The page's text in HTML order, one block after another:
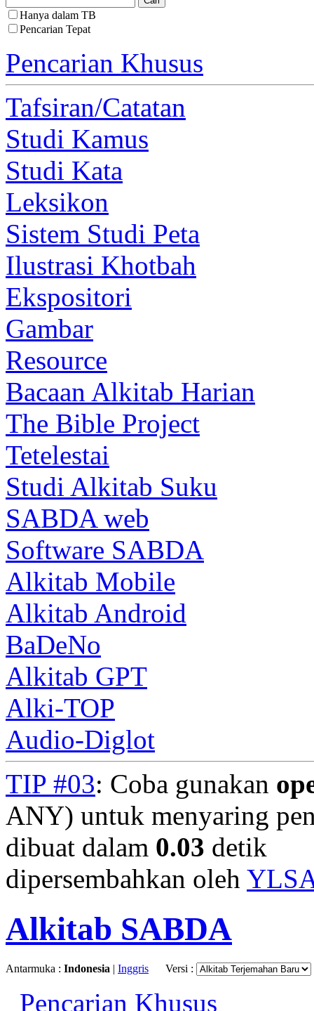
Hanya dalam TB
Pencarian Tepat
Pencarian Khusus
Tafsiran/Catatan
Studi Kamus
Studi Kata
Leksikon
Sistem Studi Peta
Ilustrasi Khotbah
Ekspositori
Gambar
Resource
Bacaan Alkitab Harian
The Bible Project
Tetelestai
Studi Alkitab Suku
SABDA web
Software SABDA
Alkitab Mobile
Alkitab Android
BaDeNo
Alkitab GPT
Alki-TOP
Audio-Diglot
TIP #03: Coba gunakan
ANY) untuk menyaring
dibuat dalam 0.03 detik
dipersembahkan oleh
Alkitab SABDA
Antarmuka : Indonesia | Inggris Versi :
Pencarian Khusus